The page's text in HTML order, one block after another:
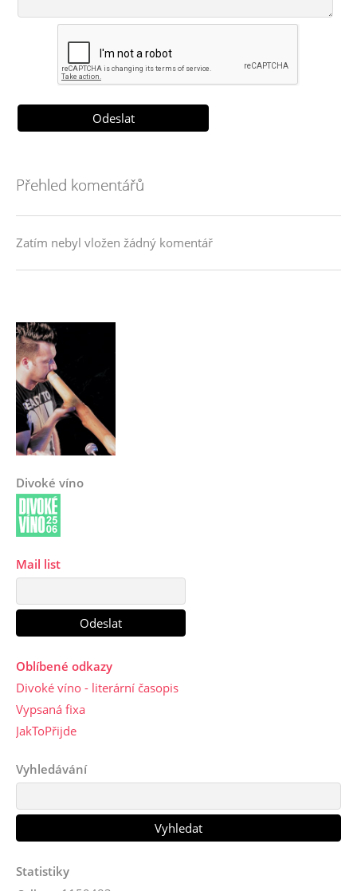
Přehled komentářů
Zatím nebyl vložen žádný komentář
Divoké víno
Mail list
Oblíbené odkazy
Divoké víno - literární časopis
Vypsaná fixa
JakToPřijde
Vyhledávání
Statistiky